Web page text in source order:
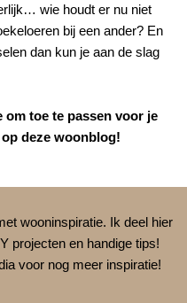
wie houdt er nu niet
bij een ander? En
dan kun je aan de slag
toe te passen voor je
deze woonblog!
wooninspiratie. Ik deel hier
projecten en handige tips!
voor nog meer inspiratie!